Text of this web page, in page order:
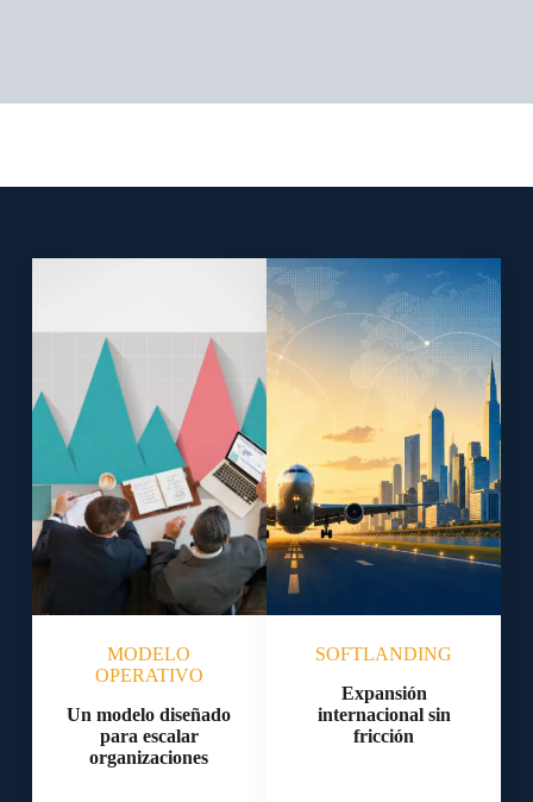
MODELO
OPERATIVO
Un modelo diseñado
para escalar
organizaciones
SOFTLANDING
Expansión
internacional sin
fricción